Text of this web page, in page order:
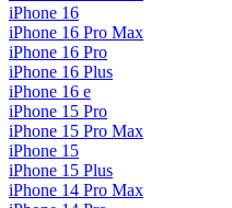
iPhone 16
iPhone 16 Pro Max
iPhone 16 Pro
iPhone 16 Plus
iPhone 16 e
iPhone 15 Pro
iPhone 15 Pro Max
iPhone 15
iPhone 15 Plus
iPhone 14 Pro Max